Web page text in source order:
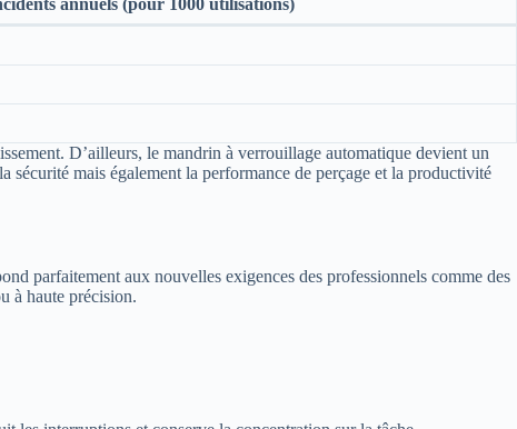
D’ailleurs, le mandrin à verrouillage automatique devient un
mais également la performance de perçage et la productivité
parfaitement aux nouvelles exigences des professionnels comme des
à haute précision.